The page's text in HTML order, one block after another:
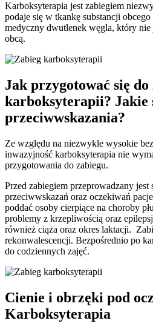
Karboksyterapia jest zabiegiem
podaje się w tkankę substancji
medyczny dwutlenek węgla, który nie
obcą.
Jak przygotować się do
karboksyterapii? Jakie
przeciwwskazania?
Ze względu na niezwykle wysokie
inwazyjność karboksyterapia nie
przygotowania do zabiegu.
Przed zabiegiem przeprowadzany
przeciwwskazań oraz oczekiwań
poddać osoby cierpiące na choroby
problemy z krzepliwością oraz
również ciąża oraz okres laktacji.
rekonwalescencji. Bezpośrednio po
do codziennych zajęć.
Cienie i obrzęki pod
Karboksyterapia